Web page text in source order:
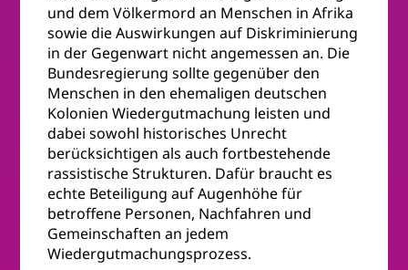
und dem Völkermord an Menschen in Afrika
sowie die Auswirkungen auf Diskriminierung
in der Gegenwart nicht angemessen an. Die
Bundesregierung sollte gegenüber den
Menschen in den ehemaligen deutschen
Kolonien Wiedergutmachung leisten und
dabei sowohl historisches Unrecht
berücksichtigen als auch fortbestehende
rassistische Strukturen. Dafür braucht es
echte Beteiligung auf Augenhöhe für
betroffene Personen, Nachfahren und
Gemeinschaften an jedem
Wiedergutmachungsprozess.